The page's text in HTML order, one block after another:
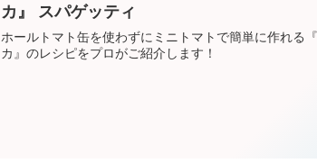
カ』 スパゲッティ
ホールトマト缶を使わずにミニトマトで簡単に作れる
カ』のレシピをプロがご紹介します！